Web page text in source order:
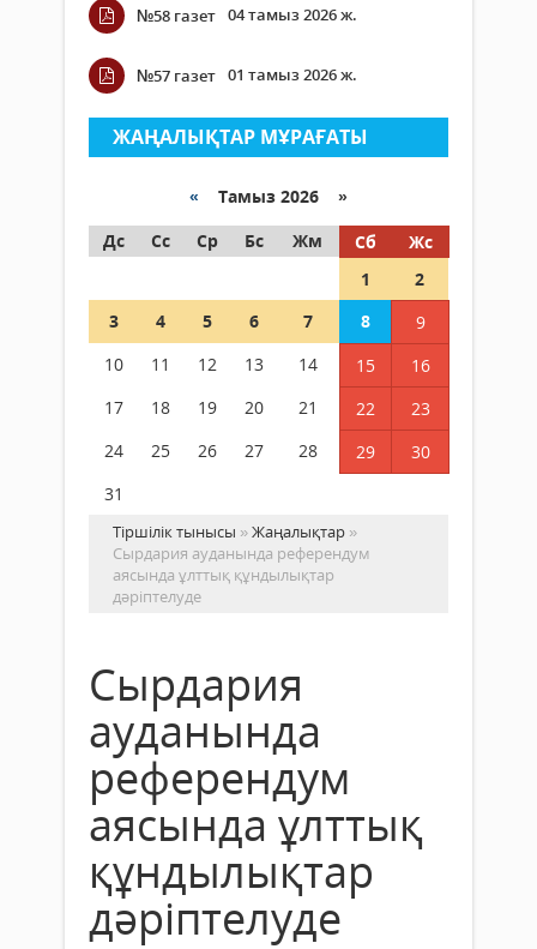
№58 газет 04 тамыз 2026 ж.
№57 газет 01 тамыз 2026 ж.
ЖАҢАЛЫҚТАР МҰРАҒАТЫ
« Тамыз 2026 »
Дс
Сс Ср Бс Жм Сб
Жс
1
2
3
4 5 6 7 8
9
10
11 12 13 14 15
16
17
18 19 20 21 22
23
24
25 26 27 28 29
30
31
Тіршілік тынысы »Жаңалықтар »
Cырдария ауданында референдум
аясында ұлттық құндылықтар
дәріптелуде
Cырдария
ауданында
референдум
аясында ұлттық
құндылықтар
дәріптелуде